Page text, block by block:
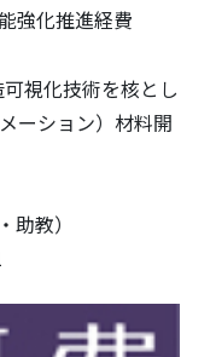
強化推進経費
可視化技術を核とし
ーション）材料開
教）